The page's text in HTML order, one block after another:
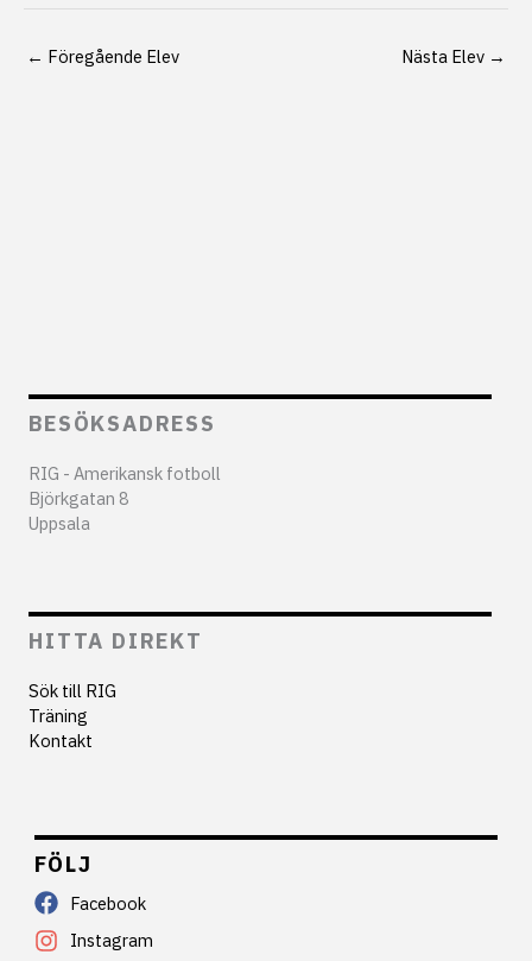
← Föregående Elev Nästa Elev →
BESÖKSADRESS
RIG - Amerikansk fotboll
Björkgatan 8
Uppsala
HITTA DIREKT
Sök till RIG
Träning
Kontakt
FÖLJ
Facebook
Instagram